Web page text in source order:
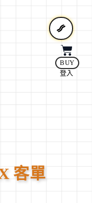
BUY
登入
客單